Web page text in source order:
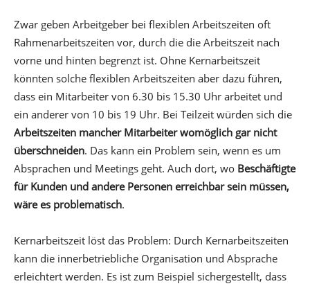
Zwar geben Arbeitgeber bei flexiblen Arbeitszeiten oft
Rahmenarbeitszeiten vor, durch die die Arbeitszeit nach
vorne und hinten begrenzt ist. Ohne Kernarbeitszeit
könnten solche flexiblen Arbeitszeiten aber dazu führen,
dass ein Mitarbeiter von 6.30 bis 15.30 Uhr arbeitet und
ein anderer von 10 bis 19 Uhr. Bei Teilzeit würden sich die
Arbeitszeiten mancher Mitarbeiter womöglich gar nicht
überschneiden. Das kann ein Problem sein, wenn es um
Absprachen und Meetings geht. Auch dort, wo Beschäftigte
für Kunden und andere Personen erreichbar sein müssen,
wäre es problematisch.
Kernarbeitszeit löst das Problem: Durch Kernarbeitszeiten
kann die innerbetriebliche Organisation und Absprache
erleichtert werden. Es ist zum Beispiel sichergestellt, dass